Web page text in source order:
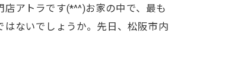
アトラです(*^^)お家の中で、最も
ないでしょうか。先日、松阪市内